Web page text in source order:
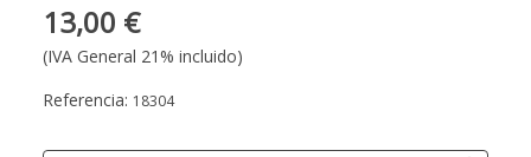
13,00 €
(IVA General 21% incluido)
Referencia: 18304